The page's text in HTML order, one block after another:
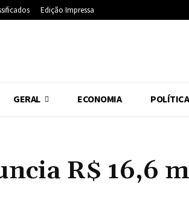
Edição Impressa
GERAL ECONOMIA POLÍTICA
R$ 16,6